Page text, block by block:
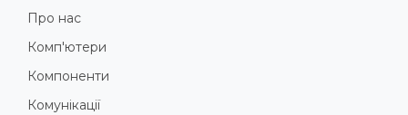
Про нас
Комп'ютери
Компоненти
Комунікації